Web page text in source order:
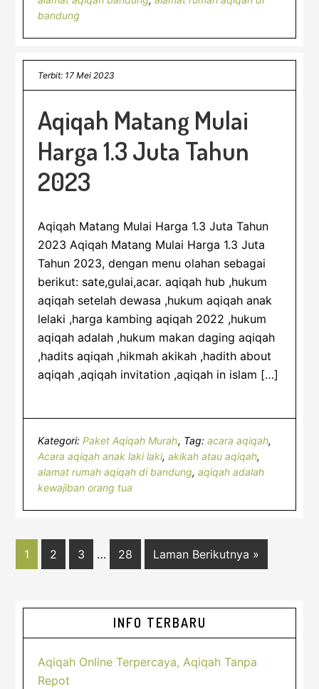
bandung
Terbit: 17 Mei 2023
Aqiqah Matang Mulai
Harga 1.3 Juta Tahun
2023
Aqiqah Matang Mulai Harga 1.3 Juta Tahun
2023 Aqiqah Matang Mulai Harga 1.3 Juta
Tahun 2023, dengan menu olahan sebagai
berikut: sate,gulai,acar. aqiqah hub ,hukum
aqiqah setelah dewasa ,hukum aqiqah anak
lelaki ,harga kambing aqiqah 2022 ,hukum
aqiqah adalah ,hukum makan daging aqiqah
,hadits aqiqah ,hikmah akikah ,hadith about
aqiqah ,aqiqah invitation ,aqiqah in islam […]
Kategori:Paket Aqiqah Murah Tag:acara aqiqah,
Acara aqiqah anak laki laki,akikah atau aqiqah,
alamat rumah aqiqah di bandung,aqiqah adalah
kewajiban orang tua
Halaman
1 Halaman
2 Halaman
3
Interim
pages
… Halaman
28
Lompat
ke
Laman Berikutnya »
Sidebar
Utama
INFO TERBARU
Aqiqah Online Terpercaya, Aqiqah Tanpa
Repot